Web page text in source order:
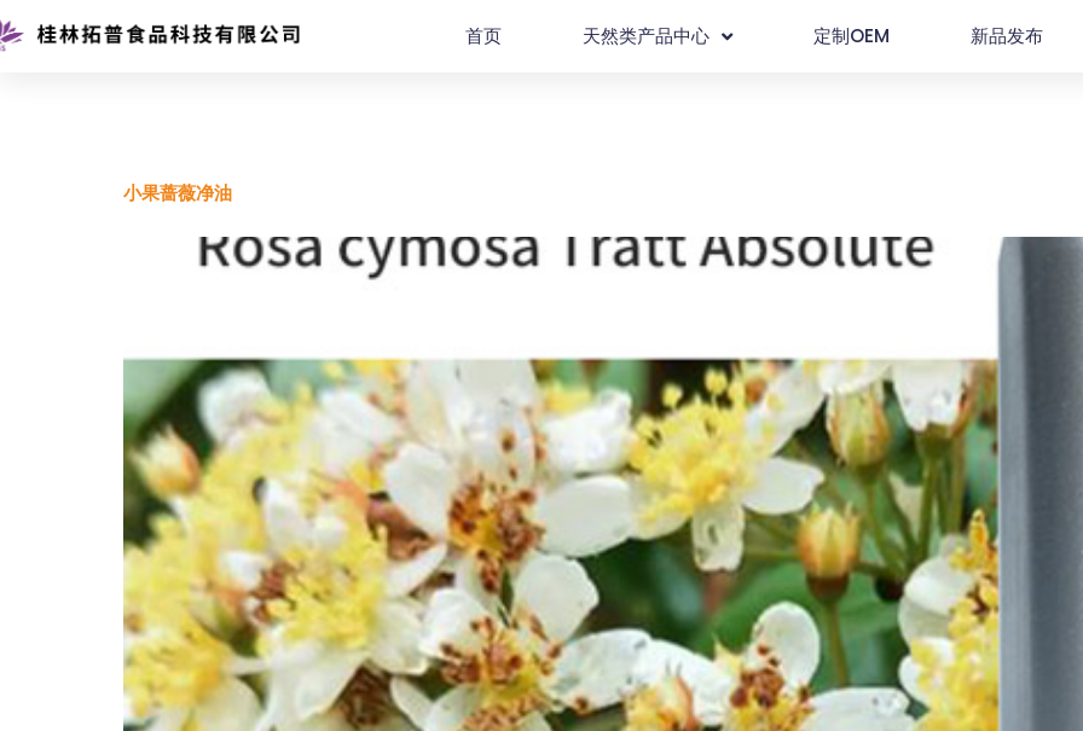
首页 天然类产品中心 定制OEM 新品发布
小果蔷薇净油